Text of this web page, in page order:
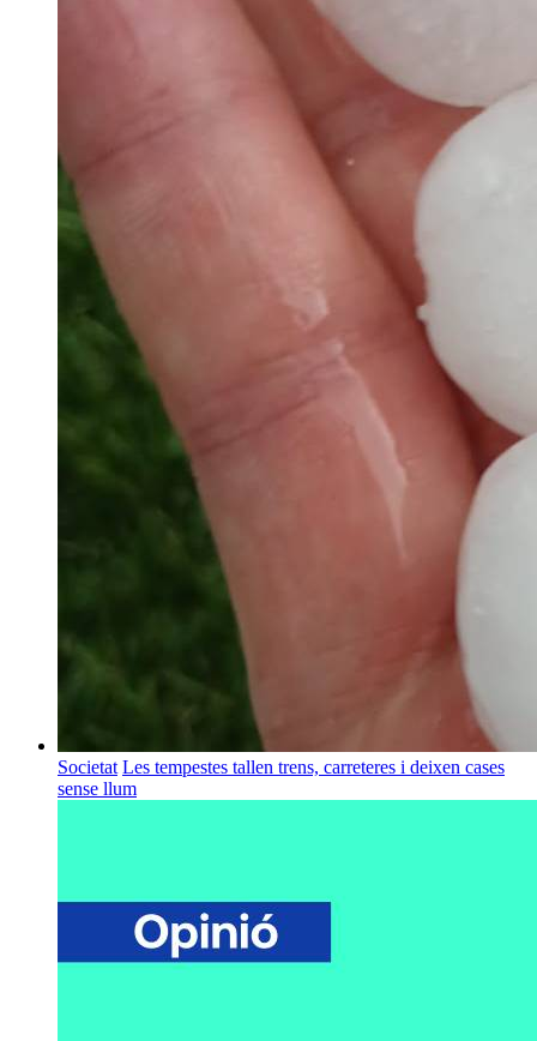
Societat Les tempestes tallen trens, carreteres i deixen cases
sense llum